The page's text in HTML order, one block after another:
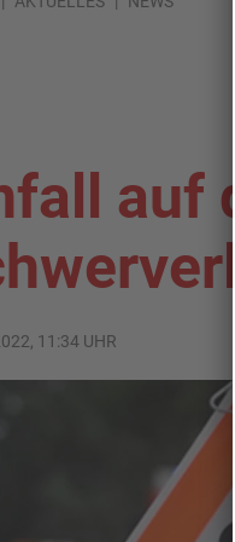
auf
11:34 UHR